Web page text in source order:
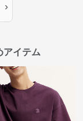
›
アイテム